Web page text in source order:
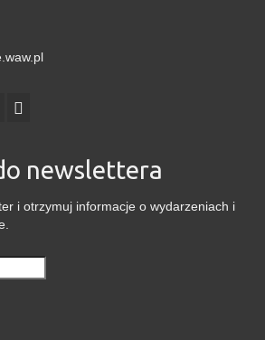
newslettera
i otrzymuj informacje o wydarzeniach i